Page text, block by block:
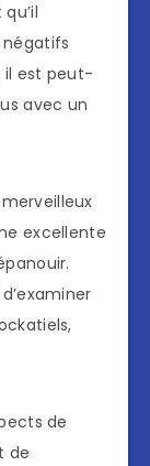
il est peut-
avec un
excellente
de
de